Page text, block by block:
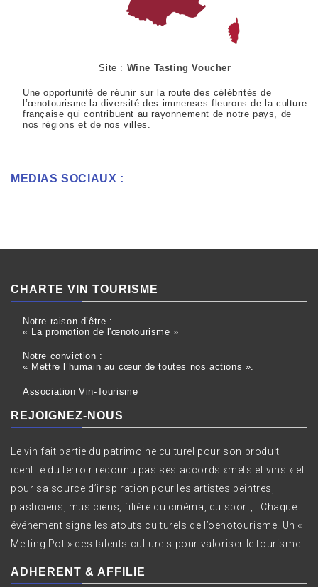
Site : Wine Tasting Voucher
Une opportunité de réunir sur la route des célébrités de
l’œnotourisme la diversité des immenses fleurons de la culture
française qui contribuent au rayonnement de notre pays, de
nos régions et de nos villes.
MEDIAS SOCIAUX :
CHARTE VIN TOURISME
Notre raison d’être :
« La promotion de l'œnotourisme »
Notre conviction :
« Mettre l’humain au cœur de toutes nos actions ».
Association Vin-Tourisme
REJOIGNEZ-NOUS
Le vin fait partie du patrimoine culturel pour son produit
identité du terroir reconnu pas ses accords «mets et vins » et
pour sa source d’inspiration pour les artistes peintres,
plasticiens, musiciens, filière du cinéma, du sport,.. Chaque
événement signe les atouts culturels de l’oenotourisme. Un «
Melting Pot » des talents culturels pour valoriser le tourisme.
ADHERENT & AFFILIE